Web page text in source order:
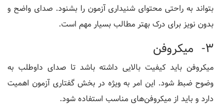
بتواند به راحتی محتوای شنیداری آزمون را بشنود. صدای واضح و
بدون نویز برای درک بهتر مطالب بسیار مهم است.
3- میکروفن
میکروفن باید کیفیت بالایی داشته باشد تا صدای داوطلب به
وضوح ضبط شود. این امر به ویژه در بخش گفتاری آزمون اهمیت
دارد و باید از میکروفن‌های مناسب استفاده شود.